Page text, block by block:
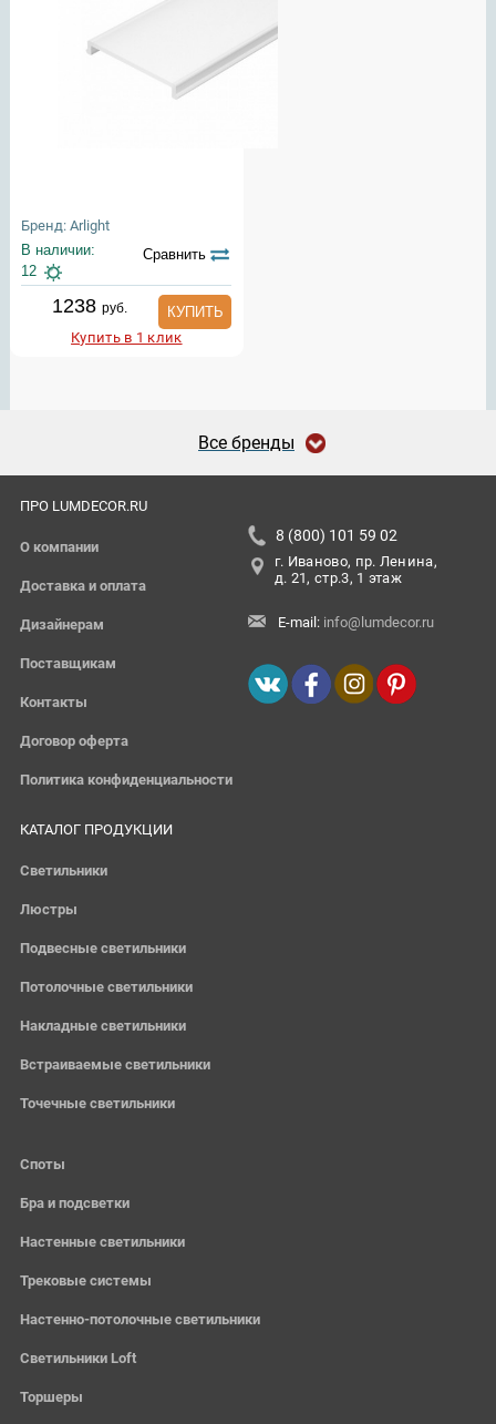
Бренд: Arlight
В наличии:
12
Сравнить
1238руб.
КУПИТЬ
Купить в 1 клик
Все бренды
ПРО LUMDECOR.RU
О компании
Доставка и оплата
Дизайнерам
Поставщикам
Контакты
Договор оферта
Политика конфиденциальности
КАТАЛОГ ПРОДУКЦИИ
Светильники
Люстры
Подвесные светильники
Потолочные светильники
Накладные светильники
Встраиваемые светильники
Точечные светильники
Споты
Бра и подсветки
Настенные светильники
Трековые системы
Настенно-потолочные светильники
Светильники Loft
Торшеры
8 (800) 101 59 02
г. Иваново, пр. Ленина,
д. 21, стр.3, 1 этаж
E-mail: info@lumdecor.ru